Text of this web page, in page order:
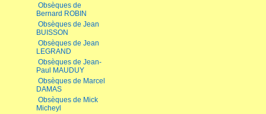
Obsèques de
Bernard ROBIN
Obsèques de Jean
BUISSON
Obsèques de Jean
LEGRAND
Obsèques de Jean-
Paul MAUDUY
Obsèques de Marcel
DAMAS
Obsèques de Mick
Micheyl